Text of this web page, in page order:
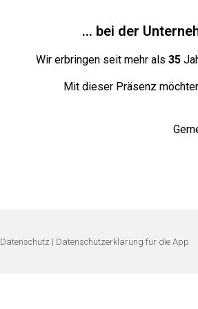
... bei der
Wir erbringen seit mehr als 35
Mit dieser Präsenz
Datenschutz | Datenschutzerklärung für die App